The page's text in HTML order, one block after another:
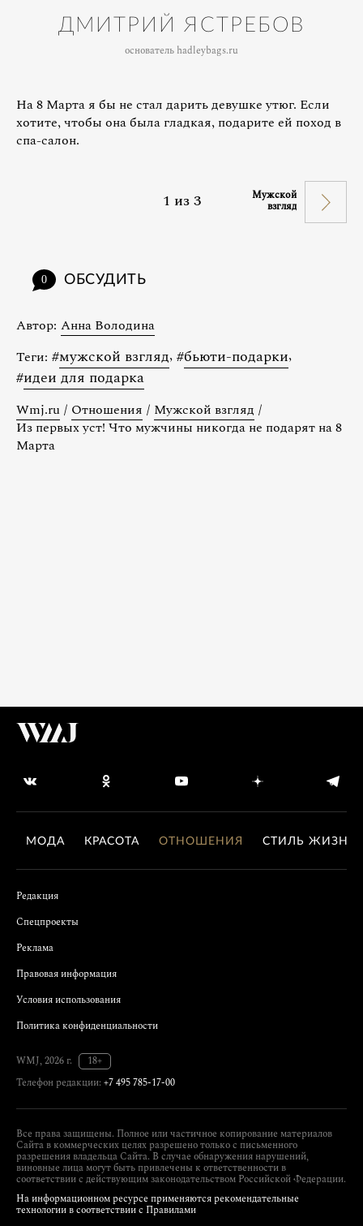
ДМИТРИЙ ЯСТРЕБОВ
основатель hadleybags.ru
На 8 Марта я бы не стал дарить девушке утюг. Если
хотите, чтобы она была гладкая, подарите ей поход в
спа-салон.
1 из3 Мужской
взгляд
0 ОБСУДИТЬ
Автор: Анна Володина
Теги: #мужской взгляд, #бьюти-подарки,
#идеи для подарка
Wmj.ru / Отношения / Мужской взгляд /
Из первых уст! Что мужчины никогда не подарят на 8
Марта
МОДА КРАСОТА ОТНОШЕНИЯ СТИЛЬ ЖИЗНИ
Редакция
Спецпроекты
Реклама
Правовая информация
Условия использования
Политика конфиденциальности
WMJ, 2026 г.
18+
Телефон редакции: +7 495 785-17-00
Все права защищены. Полное или частичное копирование материалов
Сайта в коммерческих целях разрешено только с письменного
разрешения владельца Сайта. В случае обнаружения нарушений,
виновные лица могут быть привлечены к ответственности в
соответствии с действующим законодательством Российской Федерации.
На информационном ресурсе применяются рекомендательные
технологии в соответствии с Правилами